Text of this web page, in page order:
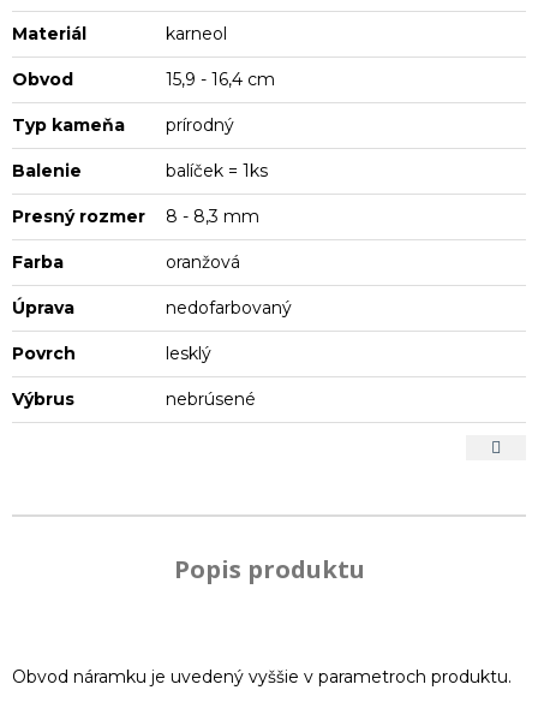
Materiál karneol
Obvod 15,9 - 16,4 cm
Typ kameňa prírodný
Balenie balíček = 1ks
Presný rozmer 8 - 8,3 mm
Farba oranžová
Úprava nedofarbovaný
Povrch lesklý
Výbrus nebrúsené
Popis produktu
Obvod náramku je uvedený vyššie v parametroch produktu.